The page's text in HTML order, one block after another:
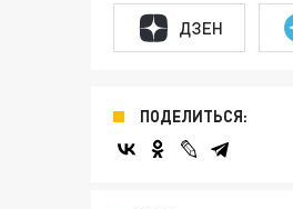
ДЗЕН
ПОДЕЛИТЬСЯ: